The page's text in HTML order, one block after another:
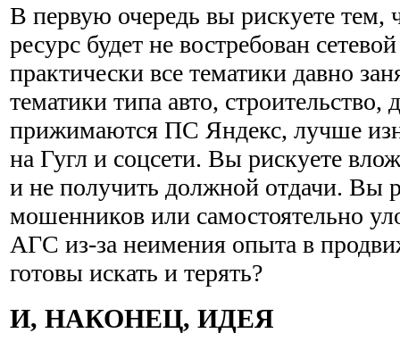
В первую очередь вы рискуете
ресурс будет не востребован
практически все тематики давно
тематики типа авто, строительство,
прижимаются ПС Яндекс, лучше
на Гугл и соцсети. Вы рискуете
и не получить должной отдачи. Вы
мошенников или самостоятельно
АГС из-за неимения опыта в
готовы искать и терять?
И, НАКОНЕЦ, ИДЕЯ